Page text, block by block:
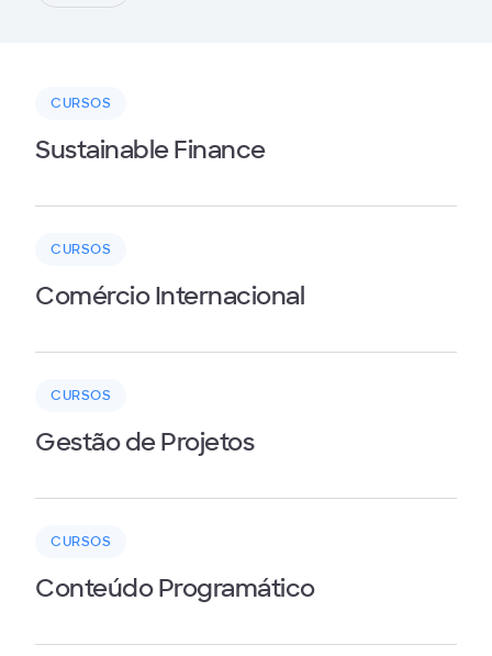
CURSOS
Sustainable Finance
CURSOS
Comércio Internacional
CURSOS
Gestão de Projetos
CURSOS
Conteúdo Programático